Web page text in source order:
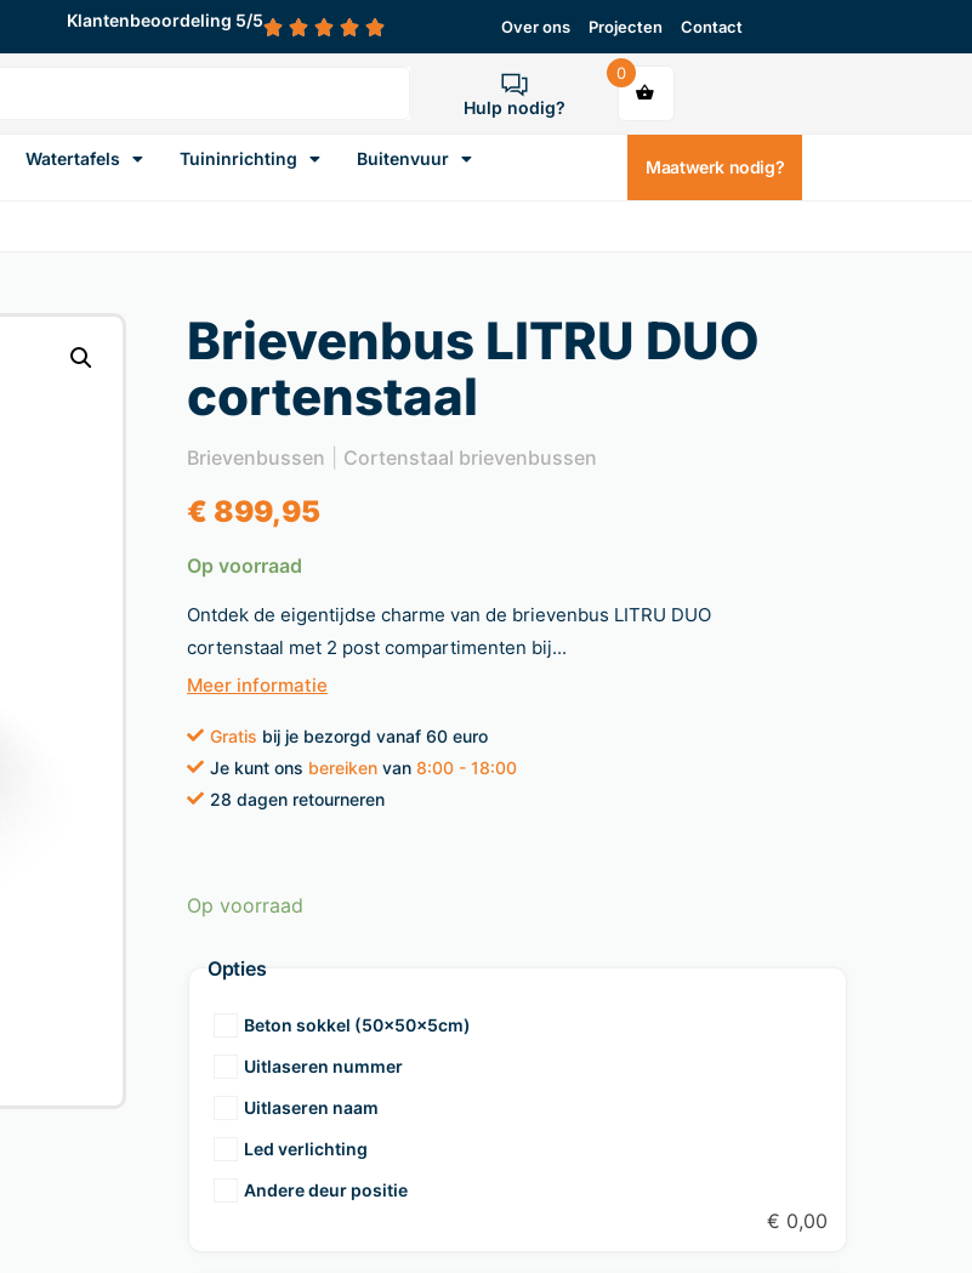
Klantenbeoordeling 5/5 Over ons Projecten Contact
Hulp nodig?
0
Watertafels Tuininrichting Buitenvuur Maatwerk nodig?
Brievenbus LITRU DUO
cortenstaal
Brievenbussen Cortenstaal brievenbussen
€ 899,95
Op voorraad
Ontdek de eigentijdse charme van de brievenbus LITRU DUO
cortenstaal met 2 post compartimenten bij...
Meer informatie
Gratis bij je bezorgd vanaf 60 euro
Je kunt ons bereiken van 8:00 - 18:00
28 dagen retourneren
Op voorraad
Opties
Beton sokkel (50x50x5cm)
Uitlaseren nummer
Uitlaseren naam
Led verlichting
Andere deur positie
€ 0,00